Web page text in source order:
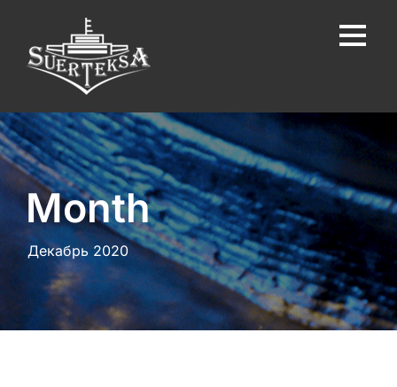
Month
Декабрь 2020